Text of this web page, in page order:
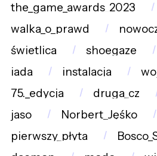
the_game_awards_2023
walka_o_prawd
świetlica
shoegaze
iada
instalacja
75._edycja
druga_cz
jaso
Norbert_Jęśko
pierwszy_płyta